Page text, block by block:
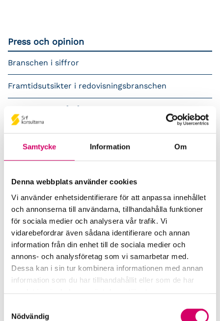
Samtycke Information Om
Denna webbplats använder cookies
Vi använder enhetsidentifierare för att anpassa innehållet
och annonserna till användarna, tillhandahålla funktioner
för sociala medier och analysera vår trafik. Vi
vidarebefordrar även sådana identifierare och annan
information från din enhet till de sociala medier och
annons- och analysföretag som vi samarbetar med.
Dessa kan i sin tur kombinera informationen med annan
information som du har tillhandahållit eller som de har
Nödvändig
Press och opinion
Branschen i siffror
Framtidsutsikter i redovisningsbranschen
Prenumerera på våra nyhetsbrev
Pressrum
Remisser
Samverkan med myndigheter och organisationer
Srf Fokusrapport 2024 – insikter för hållbart
företagande
Våra nyhetskanaler
Tidningen Konsulten